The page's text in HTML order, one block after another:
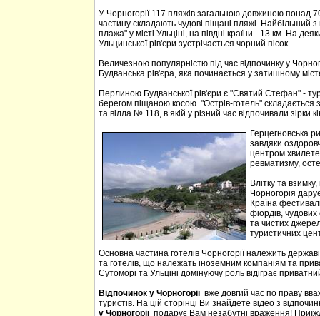
У Чорногорії 117 пляжів загальною довжиною понад
частину складають чудові піщані пляжі. Найбільший
плажа" у місті Ульціні, на півдні країни - 13 км. На
Ульцинської рів'єри зустрічається чорний пісок.
Величезною популярністю під час відпочинку у
Будванська рів'єра, яка починається у затишному
Перлиною Будванської рів'єри є "Святий Стефан" -
берегом піщаною косою. "Острів-готель"
та вілла № 118, в якій у різний час відпочивали зірки
Герцегновська
завдяки
центром
ревматизму,
Влітку та
Чорногорія
Країна
фіордів, чудових
та чистих
туристичних
Основна частина готелів Чорногорії належить
та готелів, що належать іноземним компаніям та
Сутоморі та Ульціні домінуючу роль відіграє
Відпочинок у Чорногорії вже довгий час по праву
туристів. На цій сторінці Ви знайдете відео з
у Чорногоріїподарує Вам незабутні враження!